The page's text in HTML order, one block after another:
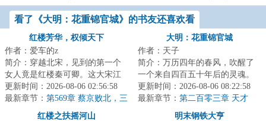
看了《大明：花重锦官城》的书友还喜欢看
红楼芳华，权倾天下
作者：爱车的z
简介：穿越北宋，见到的第一个
女人竟是红楼秦可卿。这大宋江
山，亦如红楼将倾我堂堂清河县
一霸，仗着一手...
更新时间：2026-08-06 02:56:58
最新章节： 第569章 蔡京败北，三
泉映月，西门宅大丰收！
大明：花重锦官城
作者：天子
简介：万历四年的春风，吹醒了
一个来自四百五十年后的灵魂。
他叫陈瑾，华阳县盐商之子。他
曾在武侯祠的森...
更新时间：2026-08-06 08:22:58
最新章节： 第二百零三章 天才
红楼之扶摇河山
明末钢铁大亨